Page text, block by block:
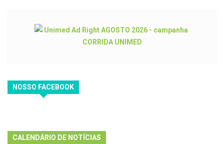
NOSSO FACEBOOK
CALENDÁRIO DE NOTÍCIAS